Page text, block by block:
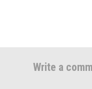
Write a